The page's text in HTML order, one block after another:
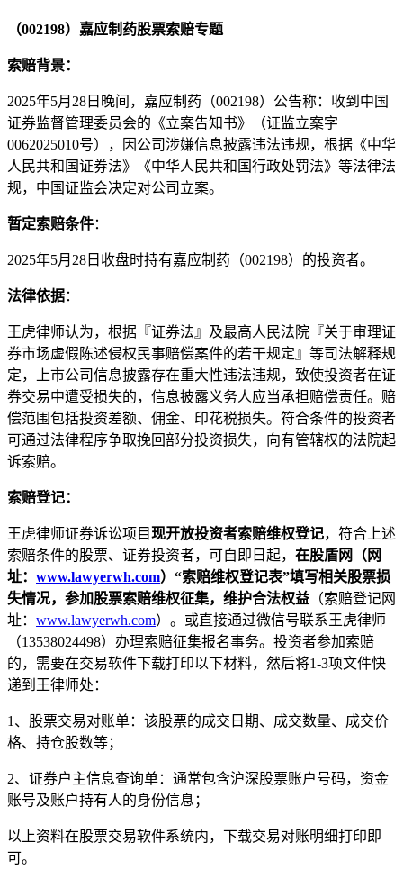
（002198）嘉应制药股票索赔专题
索赔背景：
2025年5月28日晚间，嘉应制药（002198）公告称：收到中国
证券监督管理委员会的《立案告知书》（证监立案字
0062025010号），因公司涉嫌信息披露违法违规，根据《中华
人民共和国证券法》《中华人民共和国行政处罚法》等法律法
规，中国证监会决定对公司立案。
暂定索赔条件：
2025年5月28日收盘时持有嘉应制药（002198）的投资者。
法律依据：
王虎律师认为，根据『证券法』及最高人民法院『关于审理证
券市场虚假陈述侵权民事赔偿案件的若干规定』等司法解释规
定，上市公司信息披露存在重大性违法违规，致使投资者在证
券交易中遭受损失的，信息披露义务人应当承担赔偿责任。赔
偿范围包括投资差额、佣金、印花税损失。符合条件的投资者
可通过法律程序争取挽回部分投资损失，向有管辖权的法院起
诉索赔。
索赔登记：
王虎律师证券诉讼项目现开放投资者索赔维权登记，符合上述
索赔条件的股票、证券投资者，可自即日起， 在股盾网（网
址： www.lawyerwh.com）“索赔维权登记表”填写相关股票损
失情况，参加股票索赔维权征集，维护合法权益 （索赔登记网
址： www.lawyerwh.com）。或直接通过微信号联系王虎律师
（13538024498）办理索赔征集报名事务。投资者参加索赔
的，需要在交易软件下载打印以下材料，然后将1-3项文件快
递到王律师处：
1、股票交易对账单：该股票的成交日期、成交数量、成交价
格、持仓股数等；
2、证券户主信息查询单：通常包含沪深股票账户号码，资金
账号及账户持有人的身份信息；
以上资料在股票交易软件系统内，下载交易对账明细打印即
可。